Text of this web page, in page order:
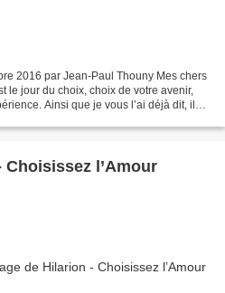
2016 par Jean-Paul Thouny Mes chers
le jour du choix, choix de votre avenir,
Ainsi que je vous l’ai déjà dit, il
l’Amour